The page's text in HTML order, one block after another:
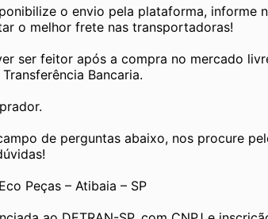
o envio pela plataforma, informe
o melhor frete nas transportadoras!
ser feitor após a compra no mercado
Bancaria.
de perguntas abaixo, nos procure
Peças – Atibaia – SP